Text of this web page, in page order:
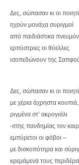
Δες, σώπασαν κι οι
ηχούν μονάχα συριγμοί
από παιδιάστικα
ερπύστριες οι θύελλες
ισοπεδώνουν της
Δες, σώπασαν κι οι
με χέρια άχρηστα κουπιά,
ριγμένα στ’ ακρογιάλι
-στης πανδημίας τον
εμπύρετοι οι φόβοι –
με δισκοπότηρα και
κρεμάμενά τους